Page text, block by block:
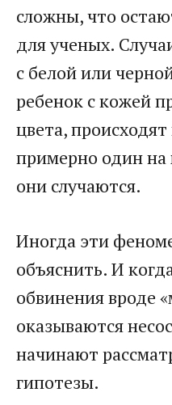
сложны, что
для ученых.
с белой или
ребенок с кожей
цвета,
примерно один на
они случаются.
Иногда эти
объяснить. И
обвинения вроде
оказываются
начинают
гипотезы.